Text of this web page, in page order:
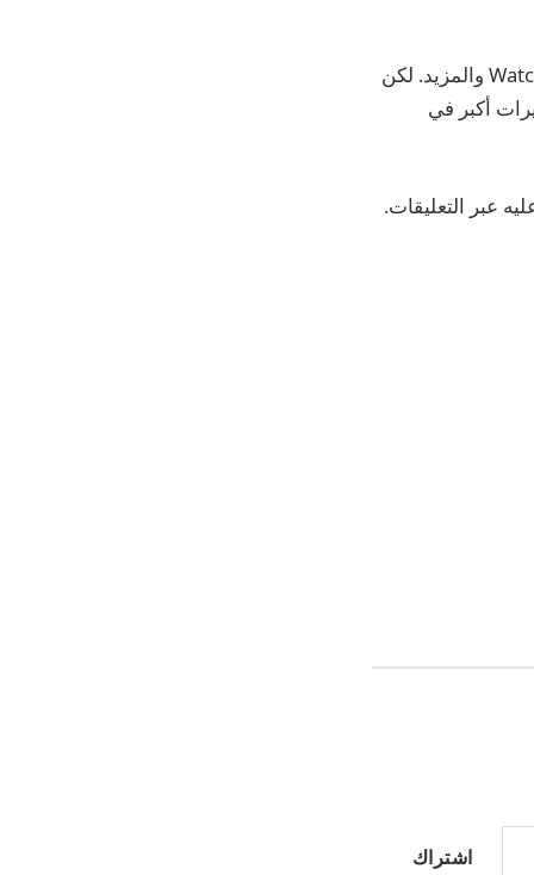
سنبقيك على اطلاع على أي تغييرات نكتشفها في Beta 2 for VisionOS 2.5 و Watchos 11.5 والمزيد. لكن
أكبر في
اشتراك